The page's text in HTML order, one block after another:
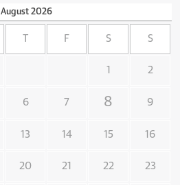
August 2026
F S S
1 2
6 7 8 9
13 14 15 16
20 21 22 23